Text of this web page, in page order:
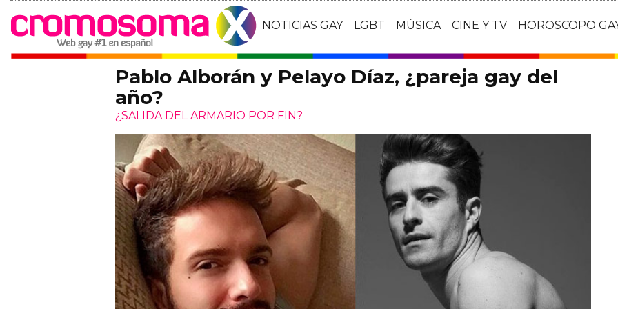
NOTICIAS GAY LGBT MÚSICA CINE Y TV HOROSCOPO
Pablo Alborán y Pelayo Díaz, ¿pareja gay del
año?
¿SALIDA DEL ARMARIO POR FIN?